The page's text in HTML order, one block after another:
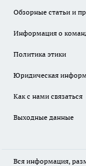
Обзорные статьи и
Информация о
Политика этики
Юридическая
Как с нами связаться
Выходные данные
Вся информация,